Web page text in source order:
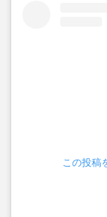
この投稿